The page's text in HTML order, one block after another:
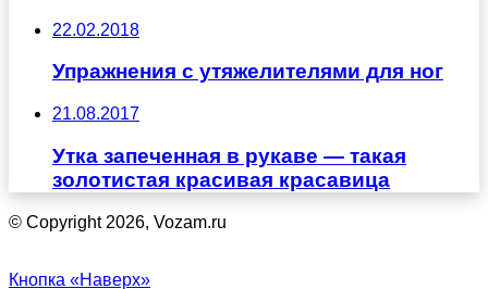
22.02.2018
Упражнения с утяжелителями для ног
21.08.2017
Утка запеченная в рукаве — такая
золотистая красивая красавица
© Copyright 2026, Vozam.ru
Кнопка «Наверх»